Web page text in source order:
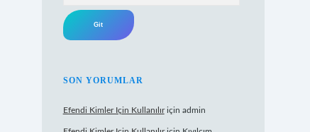
SON YORUMLAR
Efendi Kimler Için Kullanılıriçin admin